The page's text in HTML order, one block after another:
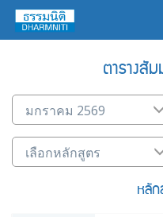
ตารางสั
หลั